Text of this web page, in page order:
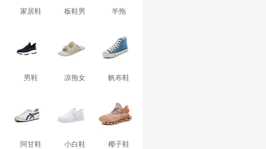
家居鞋 板鞋男 半拖
男鞋 凉拖女 帆布鞋
阿甘鞋 小白鞋 椰子鞋